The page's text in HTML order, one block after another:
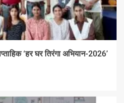
‘हर घर तिरंगा अभियान-2026’